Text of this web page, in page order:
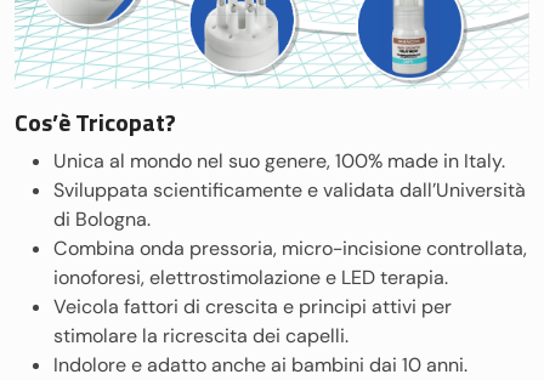
Cos’è Tricopat?
Unica al mondo nel suo genere, 100% made in Italy.
Sviluppata scientificamente e validata dall’Università
di Bologna.
Combina onda pressoria, micro-incisione controllata,
ionoforesi, elettrostimolazione e LED terapia.
Veicola fattori di crescita e principi attivi per
stimolare la ricrescita dei capelli.
Indolore e adatto anche ai bambini dai 10 anni.